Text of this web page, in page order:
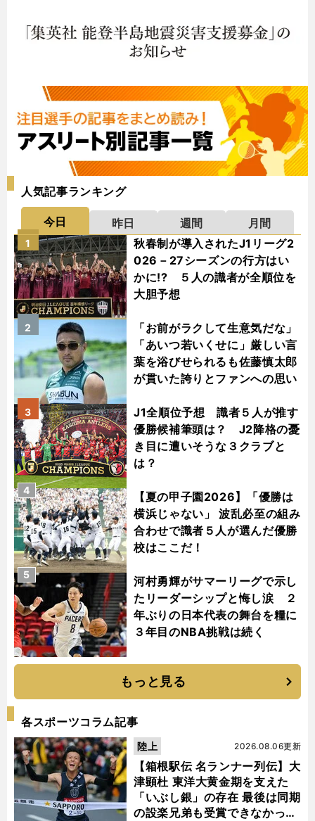
人気記事ランキング
今日 昨日 週間
月間
秋春制が導入されたJ1リーグ2
026－27シーズンの行方はい
かに!? ５人の識者が全順位を
大胆予想
1
「お前がラクして生意気だな」
「あいつ若いくせに」厳しい言
葉を浴びせられるも佐藤慎太郎
が貫いた誇りとファンへの思い
2
J1全順位予想 識者５人が推す
優勝候補筆頭は？ J2降格の憂
き目に遭いそうな３クラブと
は？
3
【夏の甲子園2026】「優勝は
横浜じゃない」 波乱必至の組み
合わせで識者５人が選んだ優勝
校はここだ！
4
河村勇輝がサマーリーグで示し
たリーダーシップと悔し涙 ２
年ぶりの日本代表の舞台を糧に
３年目のNBA挑戦は続く
5
もっと見る
各スポーツコラム記事
【箱根駅伝 名ランナー列伝】大
津顕杜 東洋大黄金期を支えた
「いぶし銀」の存在 最後は同期
の設楽兄弟も受賞できなかった
2026.08.06更新
陸上